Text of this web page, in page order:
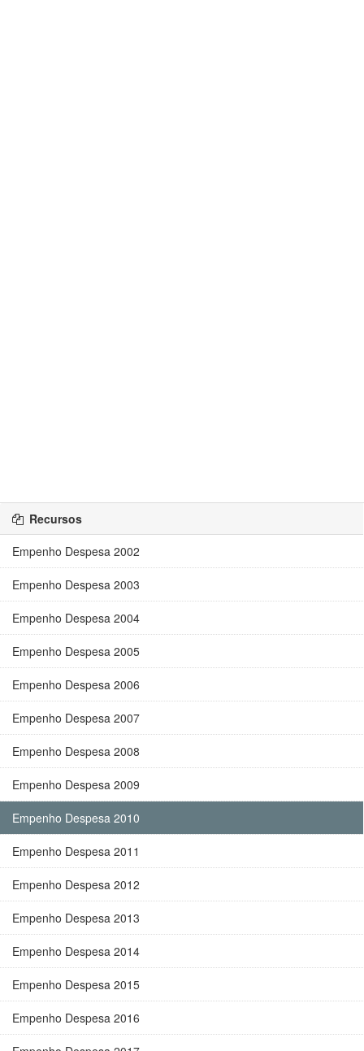
Recursos
Empenho Despesa 2002
Empenho Despesa 2003
Empenho Despesa 2004
Empenho Despesa 2005
Empenho Despesa 2006
Empenho Despesa 2007
Empenho Despesa 2008
Empenho Despesa 2009
Empenho Despesa 2010
Empenho Despesa 2011
Empenho Despesa 2012
Empenho Despesa 2013
Empenho Despesa 2014
Empenho Despesa 2015
Empenho Despesa 2016